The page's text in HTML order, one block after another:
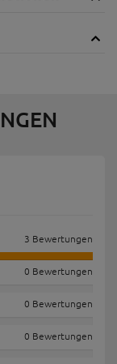
3 Bewertungen
0 Bewertungen
0 Bewertungen
0 Bewertungen